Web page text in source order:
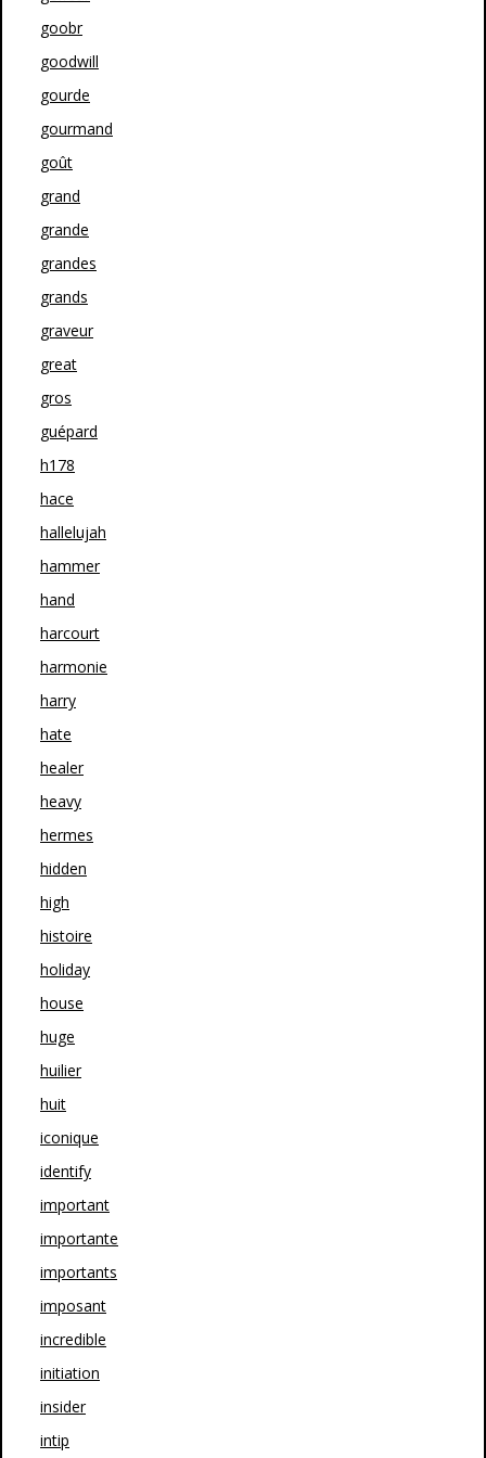
goobr
goodwill
gourde
gourmand
goût
grand
grande
grandes
grands
graveur
great
gros
guépard
h178
hace
hallelujah
hammer
hand
harcourt
harmonie
harry
hate
healer
heavy
hermes
hidden
high
histoire
holiday
house
huge
huilier
huit
iconique
identify
important
importante
importants
imposant
incredible
initiation
insider
intip